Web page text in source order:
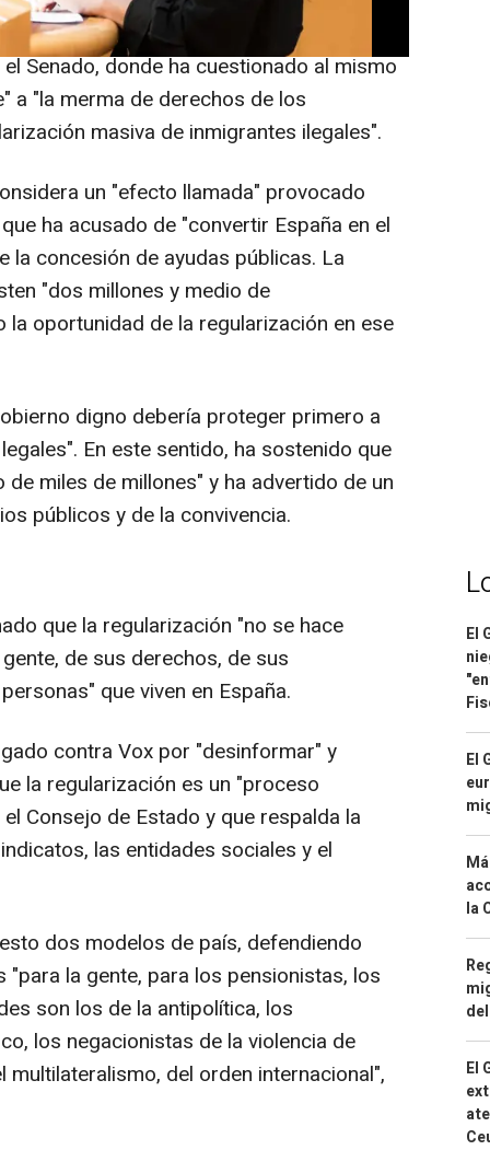
preguntado la senadora Gómez en la
Senado, donde ha cuestionado al mismo
a "la merma de derechos de los
masiva de inmigrantes ilegales".
un "efecto llamada" provocado
ha acusado de "convertir España en el
la concesión de ayudas públicas. La
"dos millones y medio de
oportunidad de la regularización en ese
digno debería proteger primero a
En este sentido, ha sostenido que
miles de millones" y ha advertido de un
públicos y de la convivencia.
que la regularización "no se hace
de sus derechos, de sus
que viven en España.
contra Vox por "desinformar" y
la regularización es un "proceso
Consejo de Estado y que respalda la
las entidades sociales y el
dos modelos de país, defendiendo
la gente, para los pensionistas, los
son los de la antipolítica, los
los negacionistas de la violencia de
del orden internacional",
El
El
la
El